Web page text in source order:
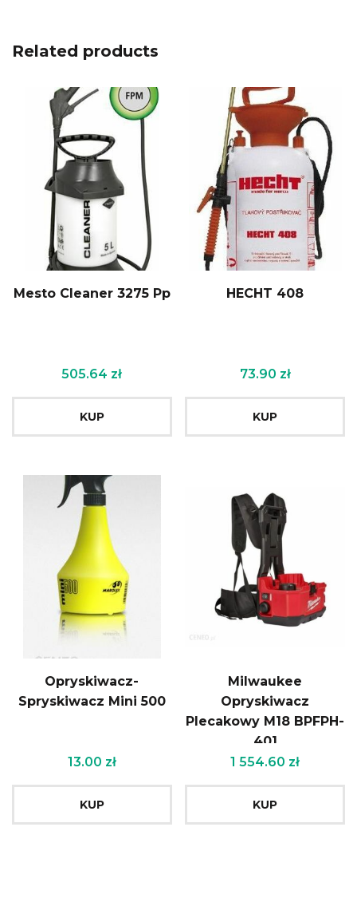
Related products
Mesto Cleaner 3275 Pp
505.64 zł
KUP
HECHT 408
73.90 zł
KUP
Opryskiwacz-
Spryskiwacz Mini 500
13.00 zł
KUP
Milwaukee
Opryskiwacz
Plecakowy M18 BPFPH-
401
1 554.60 zł
KUP